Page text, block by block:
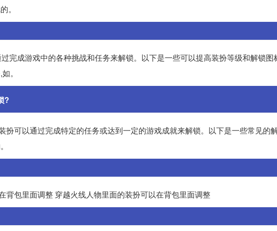
。
完成游戏中的各种挑战和任务来解锁。以下是一些可以提高装扮等级和解锁图
。
?
扮可以通过完成特定的任务或达到一定的游戏成就来解锁。以下是一些常见的
背包里面调整 穿越火线人物里面的装扮可以在背包里面调整